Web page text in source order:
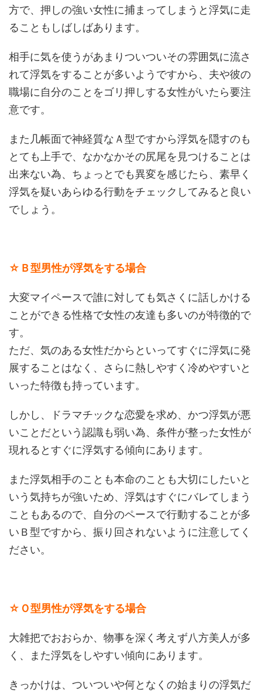
方で、押しの強い女性に捕まってしまうと浮気に走
ることもしばしばあります。
相手に気を使うがあまりついついその雰囲気に流さ
れて浮気をすることが多いようですから、夫や彼の
職場に自分のことをゴリ押しする女性がいたら要注
意です。
また几帳面で神経質なＡ型ですから浮気を隠すのも
とても上手で、なかなかその尻尾を見つけることは
出来ない為、ちょっとでも異変を感じたら、素早く
浮気を疑いあらゆる行動をチェックしてみると良い
でしょう。
☆Ｂ型男性が浮気をする場合
大変マイペースで誰に対しても気さくに話しかける
ことができる性格で女性の友達も多いのが特徴的で
す。
ただ、気のある女性だからといってすぐに浮気に発
展することはなく、さらに熱しやすく冷めやすいと
いった特徴も持っています。
しかし、ドラマチックな恋愛を求め、かつ浮気が悪
いことだという認識も弱い為、条件が整った女性が
現れるとすぐに浮気する傾向にあります。
また浮気相手のことも本命のことも大切にしたいと
いう気持ちが強いため、浮気はすぐにバレてしまう
こともあるので、自分のペースで行動することが多
いＢ型ですから、振り回されないように注意してく
ださい。
☆Ｏ型男性が浮気をする場合
大雑把でおおらか、物事を深く考えず八方美人が多
く、また浮気をしやすい傾向にあります。
きっかけは、ついついや何となくの始まりの浮気だ